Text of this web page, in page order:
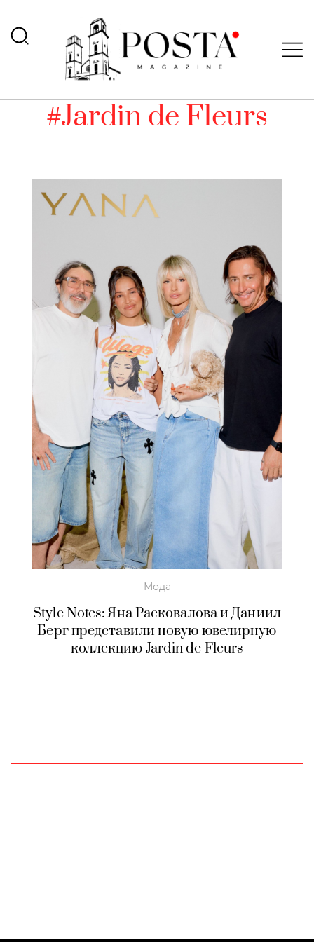
#Jardin de Fleurs
Мода
Style Notes: Яна Расковалова и Даниил
Берг представили новую ювелирную
коллекцию Jardin de Fleurs